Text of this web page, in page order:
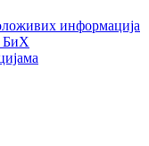
информација
БиХ